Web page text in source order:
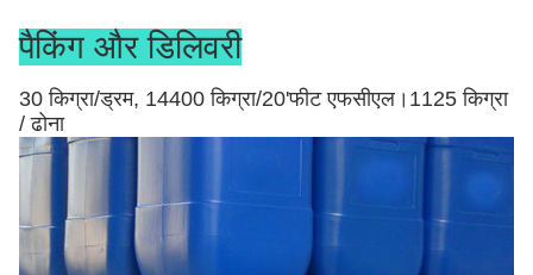
पैकिंग और डिलिवरी
30 किग्रा/ड्रम, 14400 किग्रा/20'फीट एफसीएल।1125 किग्रा
/ ढोना